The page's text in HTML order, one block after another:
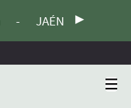
- JAÉN